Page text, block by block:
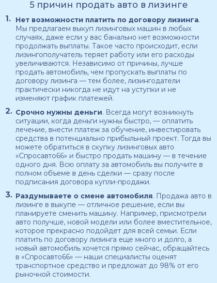
5 причин продать авто в лизинге
Нет возможности платить по договору лизинга.
Мы предлагаем выкуп лизинговых машин в любых
случаях, даже если у вас банально нет возможности
продолжать выплаты. Такое часто происходит, если
лизингополучатель теряет работу или его расходы
увеличиваются. Независимо от причины, лучше
продать автомобиль, чем пропускать выплаты по
договору лизинга — тем более, лизингодатели
практически никогда не идут на уступки и не
изменяют график платежей.
Срочно нужны деньги. Всегда могут возникнуть
ситуации, когда деньги нужны быстро, — оплатить
лечение, внести платеж за обучение, инвестировать
средства в потенциально прибыльный проект. Тогда вы
можете обратиться в скупку лизинговых авто
«Спросавто66» и быстро продать машину — в течение
одного дня. Всю оплату за автомобиль вы получите в
полном объеме в день сделки — сразу после
подписания договора купли-продажи.
Раздумываете о смене автомобиля. Продажа авто в
лизинге в выкупе — отличное решение, если вы
планируете сменить машину. Например, присмотрели
авто получше, новой модели или более вместительное,
которое прекрасно подойдет для всей семьи. Если
платить по договору лизинга еще много и долго, а
новый автомобиль хочется прямо сейчас, обращайтесь
в «Спросавто66» — наши специалисты оценят
транспортное средство и предложат до 98% от его
рыночной стоимости.